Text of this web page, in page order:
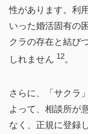
性があります。利
いった婚活固有の
クラの存在と結び
しれません 12。
さらに、「サクラ
よって、相談所が
なく、正規に登録